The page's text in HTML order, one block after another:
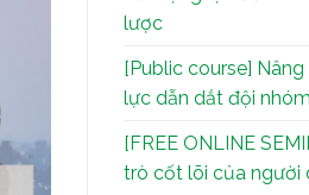
lược
[Public course]
lực dẫn dắt đội nhóm
[FREE ONLINE
trò cốt lõi của người